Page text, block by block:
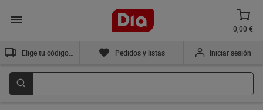
0,00 €
Pedidos y listas Iniciar sesión